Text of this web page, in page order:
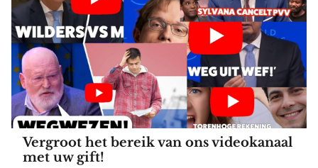
Vergroot het bereik van ons videokanaal
met uw gift!